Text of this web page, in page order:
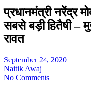
प्रधानमंत्री नरेंद्र
सबसे बड़ी हितैषी –
रावत
September 24, 2020
Naitik Awaj
No Comments